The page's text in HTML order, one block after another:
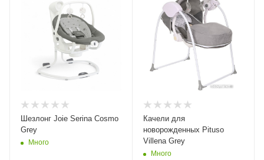
Шезлонг Joie Serina Cosmo
Grey
Много
Качели для
новорожденных Pituso
Villena Grey
Много